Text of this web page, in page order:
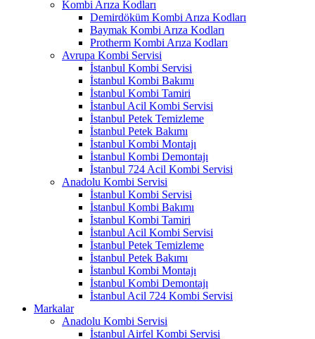
Kombi Arıza Kodları
Demirdöküm Kombi Arıza Kodları
Baymak Kombi Arıza Kodları
Protherm Kombi Arıza Kodları
Avrupa Kombi Servisi
İstanbul Kombi Servisi
İstanbul Kombi Bakımı
İstanbul Kombi Tamiri
İstanbul Acil Kombi Servisi
İstanbul Petek Temizleme
İstanbul Petek Bakımı
İstanbul Kombi Montajı
İstanbul Kombi Demontajı
İstanbul 724 Acil Kombi Servisi
Anadolu Kombi Servisi
İstanbul Kombi Servisi
İstanbul Kombi Bakımı
İstanbul Kombi Tamiri
İstanbul Acil Kombi Servisi
İstanbul Petek Temizleme
İstanbul Petek Bakımı
İstanbul Kombi Montajı
İstanbul Kombi Demontajı
İstanbul Acil 724 Kombi Servisi
Markalar
Anadolu Kombi Servisi
İstanbul Airfel Kombi Servisi